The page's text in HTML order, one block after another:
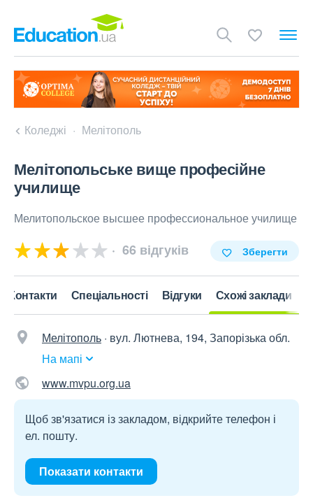
Коледжі Мелітополь
Мелітопольське вище професійне
училище
Мелитопольское высшее профессиональное училище
66 відгуків Зберегти
Контакти Спеціальності Відгуки Схожі заклади
Мелітополь · вул. Лютнева, 194, Запорізька обл.
На мапі
www.mvpu.org.ua
Щоб зв'язатися із закладом, відкрийте телефон і
ел. пошту.
Показати контакти